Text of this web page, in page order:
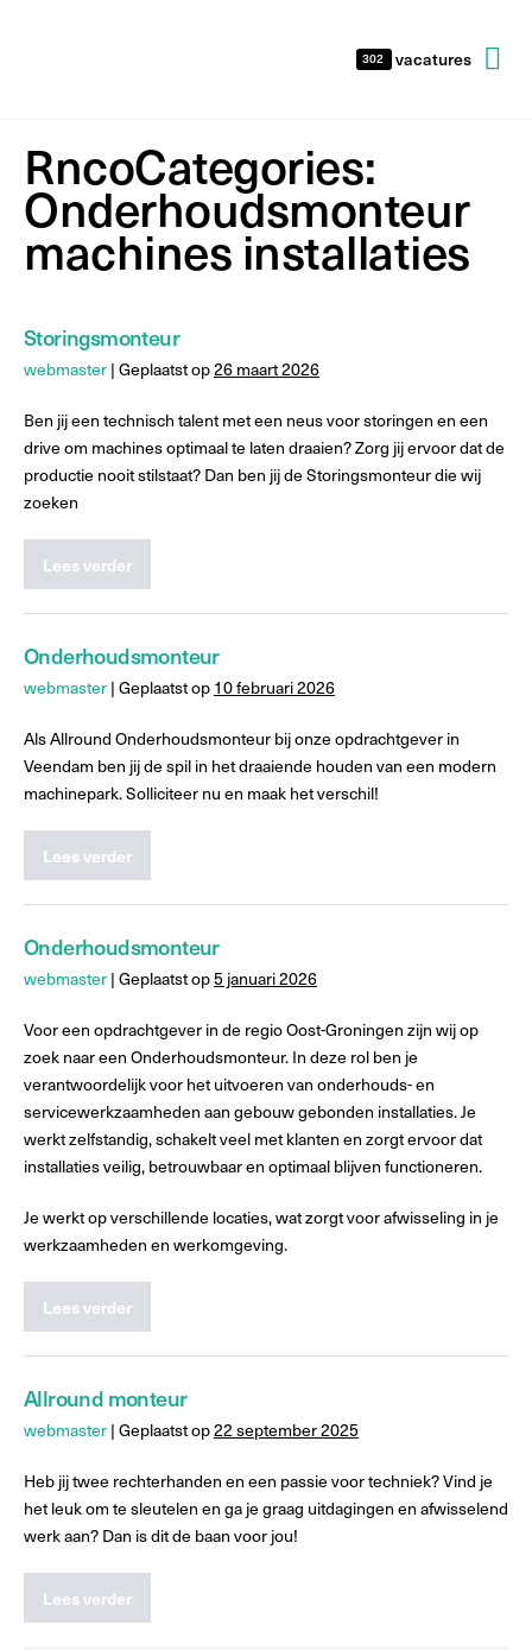
302 vacatures
RncoCategories:
Onderhoudsmonteur
machines installaties
Storingsmonteur
webmaster | Geplaatst op26 maart 2026
Ben jij een technisch talent met een neus voor storingen en een
drive om machines optimaal te laten draaien? Zorg jij ervoor dat de
productie nooit stilstaat? Dan ben jij de Storingsmonteur die wij
zoeken
Lees verder
Onderhoudsmonteur
webmaster | Geplaatst op 10 februari 2026
Als Allround Onderhoudsmonteur bij onze opdrachtgever in
Veendam ben jij de spil in het draaiende houden van een modern
machinepark. Solliciteer nu en maak het verschil!
Lees verder
Onderhoudsmonteur
webmaster | Geplaatst op5 januari 2026
Voor een opdrachtgever in de regio Oost-Groningen zijn wij op
zoek naar een Onderhoudsmonteur. In deze rol ben je
verantwoordelijk voor het uitvoeren van onderhouds- en
servicewerkzaamheden aan gebouw gebonden installaties. Je
werkt zelfstandig, schakelt veel met klanten en zorgt ervoor dat
installaties veilig, betrouwbaar en optimaal blijven functioneren.
Je werkt op verschillende locaties, wat zorgt voor afwisseling in je
werkzaamheden en werkomgeving.
Lees verder
Allround monteur
webmaster | Geplaatst op22 september 2025
Heb jij twee rechterhanden en een passie voor techniek? Vind je
het leuk om te sleutelen en ga je graag uitdagingen en afwisselend
werk aan? Dan is dit de baan voor jou!
Lees verder